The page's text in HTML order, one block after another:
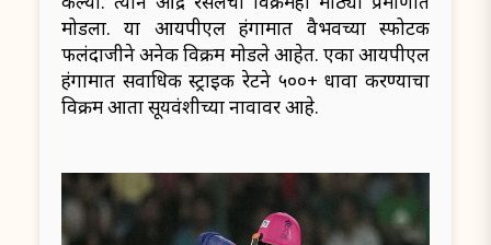
मोडला. या आयपीएल हंगामात वैभवच्या स्फोटक
फलंदाजीने अनेक विक्रम मोडले आहेत. एका आयपीएल
हंगामात सर्वाधिक स्ट्राइक रेटने ५००+ धावा करण्याचा
विक्रम आता सूर्यवंशीच्या नावावर आहे.